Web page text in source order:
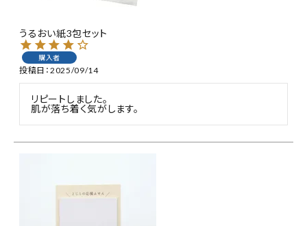
うるおい紙3包セット
購入者
投稿日 2025/09/14
リピートしました。
肌が落ち着く気がします。